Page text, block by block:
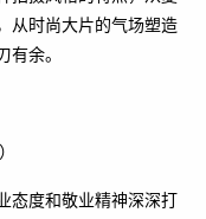
从时尚大片的气场塑造
有余。
度和敬业精神深深打